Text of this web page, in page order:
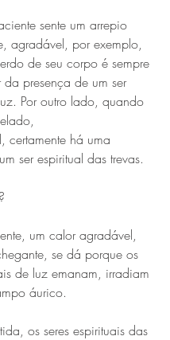
sente um arrepio
agradável, por exemplo,
de seu corpo é sempre
presença de um ser
Por outro lado, quando
certamente há uma
ser espiritual das trevas.
um calor agradável,
se dá porque os
de luz emanam, irradiam
áurico.
os seres espirituais das